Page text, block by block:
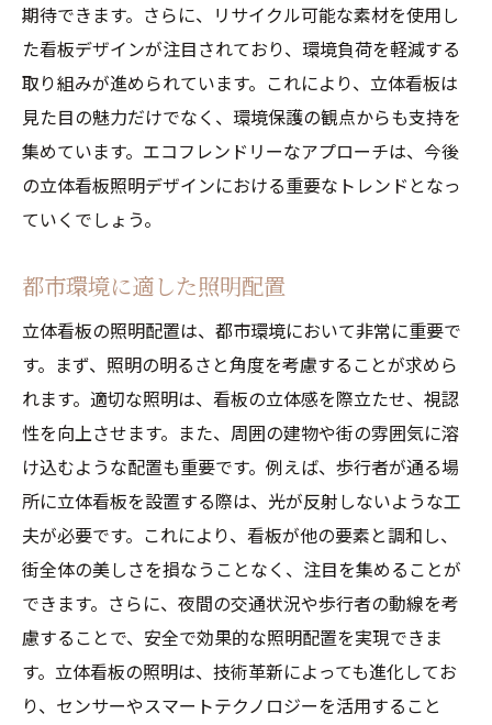
期待できます。さらに、リサイクル可能な素材を使用し
た看板デザインが注目されており、環境負荷を軽減する
取り組みが進められています。これにより、立体看板は
見た目の魅力だけでなく、環境保護の観点からも支持を
集めています。エコフレンドリーなアプローチは、今後
の立体看板照明デザインにおける重要なトレンドとなっ
ていくでしょう。
都市環境に適した照明配置
立体看板の照明配置は、都市環境において非常に重要で
す。まず、照明の明るさと角度を考慮することが求めら
れます。適切な照明は、看板の立体感を際立たせ、視認
性を向上させます。また、周囲の建物や街の雰囲気に溶
け込むような配置も重要です。例えば、歩行者が通る場
所に立体看板を設置する際は、光が反射しないような工
夫が必要です。これにより、看板が他の要素と調和し、
街全体の美しさを損なうことなく、注目を集めることが
できます。さらに、夜間の交通状況や歩行者の動線を考
慮することで、安全で効果的な照明配置を実現できま
す。立体看板の照明は、技術革新によっても進化してお
り、センサーやスマートテクノロジーを活用すること